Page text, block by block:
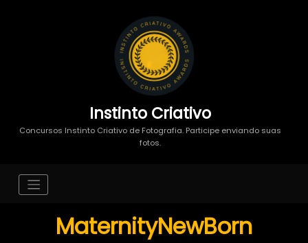
Instinto Criativo
Concursos Instinto Criativo de Fotografia. Participe enviando suas
fotos.
MaternityNewBorn